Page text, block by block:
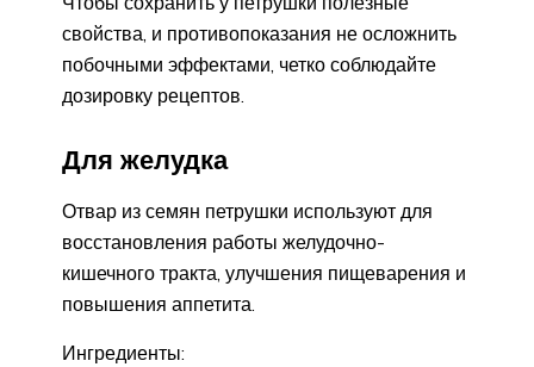
свойства, и противопоказания не осложнить
побочными эффектами, четко соблюдайте
дозировку рецептов.
Для желудка
Отвар из семян петрушки используют для
восстановления работы желудочно-
кишечного тракта, улучшения пищеварения и
повышения аппетита.
Ингредиенты: